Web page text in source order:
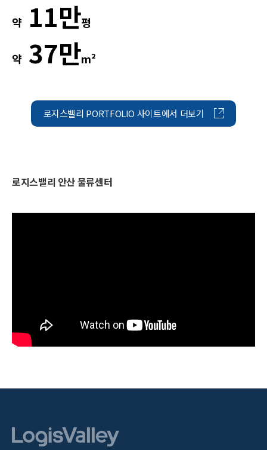
약11만평
약37만m²
로지스밸리 PORTFOLIO 사이트에서 더보기
로지스밸리 안산 물류센터